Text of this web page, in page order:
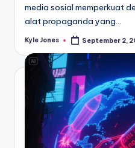
media sosial memperkuat
alat propaganda yang…
Posted
Kyle Jones September 2,